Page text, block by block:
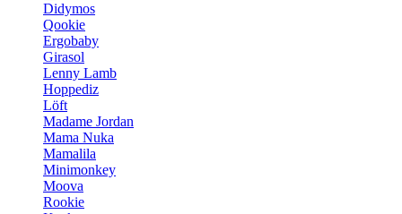
Didymos
Qookie
Ergobaby
Girasol
Lenny Lamb
Hoppediz
Löft
Madame Jordan
Mama Nuka
Mamalila
Minimonkey
Moova
Rookie